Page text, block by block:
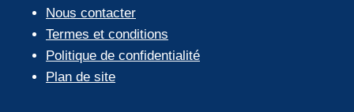
Nous contacter
Termes et conditions
Politique de confidentialité
Plan de site